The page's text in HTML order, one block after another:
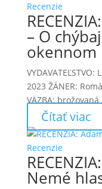
Recenzie
– O
okennom
2023 ŽÁNER:
VÄZBA:
Čítať viac
Recenzie
Nemé